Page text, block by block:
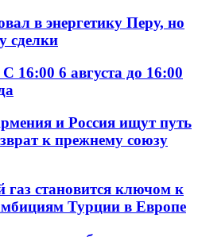
в энергетику Перу, но
сделки
16:00 6 августа до 16:00
и Россия ищут путь
к прежнему союзу
газ становится ключом к
Турции в Европе